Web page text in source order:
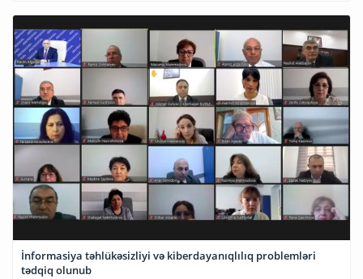
İnformasiya təhlükəsizliyi və kiberdayanıqlılıq problemləri
tədqiq olunub